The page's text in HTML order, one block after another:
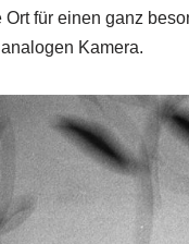
Ort für einen ganz
Kamera.